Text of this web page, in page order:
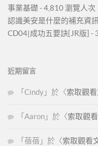
事業基礎- 4,810 瀏覽人次
認識美安是什麼的補充資訊
CD04|成功五要訣[JR版] -
近期留言
「 Cindy 」於〈索取觀
「 Aaron 」於〈索取觀
「 蓓蓓 」於〈索取觀看